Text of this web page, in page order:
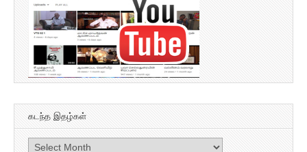
கடந்த இதழ்கள்
கடந்த